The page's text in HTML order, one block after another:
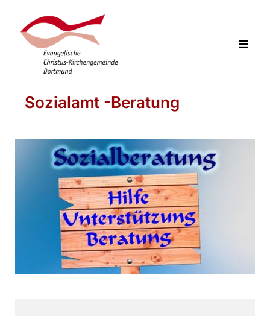
Sozialamt -Beratung